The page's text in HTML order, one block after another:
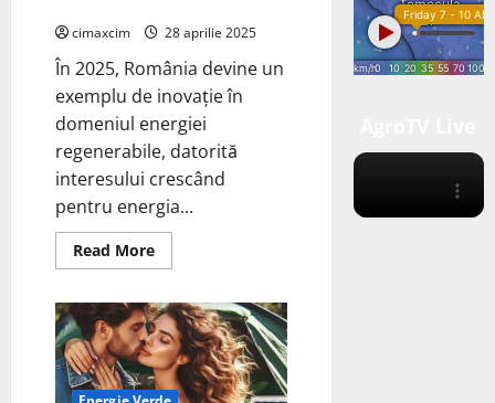
cimaxcim 28 aprilie 2025
În 2025, România devine un
exemplu de inovație în
domeniul energiei
regenerabile, datorită
interesului crescând
pentru energia...
Read MoreRead
more
eoliană
DIY
în
România:
Revoluția
PMG